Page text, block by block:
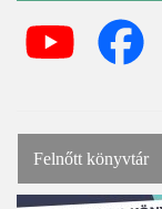
Felnőtt könyvtár